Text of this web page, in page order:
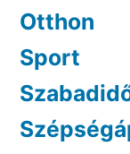
Otthon
Sport